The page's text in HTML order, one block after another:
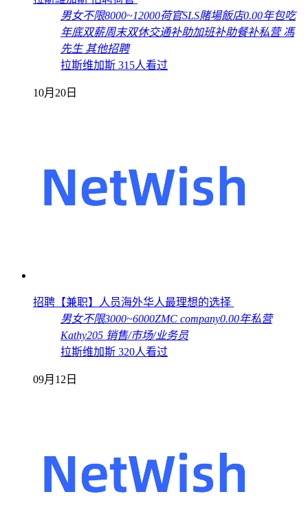
男女不限8000~12000荷官SLS賭場飯店0.00年包吃
年底双薪周末双休交通补助加班补助餐补私营 馮
先生 其他招聘
拉斯维加斯 315人看过
10月20日
招聘【兼职】人员海外华人最理想的选择
男女不限3000~6000ZMC company0.00年私营
Kathy205 销售/市场/业务员
拉斯维加斯 320人看过
09月12日